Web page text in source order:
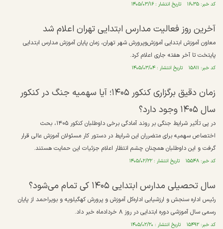
کد خبر: ۱۶۰۳۵ تاریخ انتشار : ۱۴۰۵/۰۳/۱۶
آخرین روز فعالیت مدارس ابتدایی تهران اعلام شد
معاون آموزش ابتدایی آموزش‌وپرورش شهر تهران، زمان پایان آموزش مدارس ابتدایی
پایتخت تا آخر هفته جاری اعلام کرد.
کد خبر: ۱۵۸۱۱ تاریخ انتشار : ۱۴۰۵/۰۳/۰۴
زمان دقیق برگزاری کنکور ۱۴۰۵؛ آیا سهمیه جنگ در کنکور
سال ۱۴۰۵ وجود دارد؟
در پی تأثیر شرایط جنگی بر روند آمادگی برخی داوطلبان کنکور ۱۴۰۵، بحث
اختصاص سهمیه برای متضرران این شرایط در دستور کار مسئولان آموزش عالی قرار
گرفت و این داوطلبان همچنان چشم انتظار اعلام جزئیات این حمایت هستند.
کد خبر: ۱۵۵۴۸ تاریخ انتشار : ۱۴۰۵/۰۲/۲۲
سال تحصیلی مدارس ابتدایی ۱۴۰۵ کی تمام می‌شود؟
رئیس اداره سنجش و ارزشیابی اداره‌کل آموزش و پرورش کهگیلویه و بویراحمد از پایان
رسمی سال آموزشی دوره ابتدایی در روز ۸ خردادماه خبر داد.
کد خبر: ۱۵۴۹۲ تاریخ انتشار : ۱۴۰۵/۰۲/۲۰